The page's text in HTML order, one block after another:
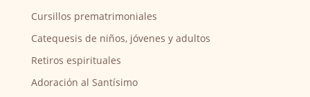
Cursillos prematrimoniales
Catequesis de niños, jóvenes y adultos
Retiros espirituales
Adoración al Santísimo